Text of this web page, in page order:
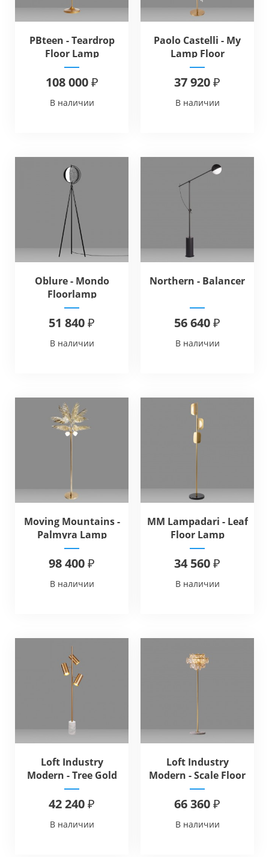
PBteen - Teardrop
Floor Lamp
108 000 ₽
В наличии
Paolo Castelli - My
Lamp Floor
37 920 ₽
В наличии
Oblure - Mondo
Floorlamp
51 840 ₽
В наличии
Northern - Balancer
56 640 ₽
В наличии
Moving Mountains -
Palmyra Lamp
98 400 ₽
В наличии
MM Lampadari - Leaf
Floor Lamp
34 560 ₽
В наличии
Loft Industry
Modern - Tree Gold
Floor
42 240 ₽
В наличии
Loft Industry
Modern - Scale Floor
66 360 ₽
В наличии